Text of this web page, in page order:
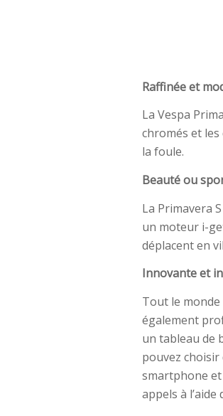
Raffinée et
La Vespa
chromés et
la foule.
Beauté ou
La Primavera
un moteur i-
déplacent en
Innovante et
Tout le monde
également
un tableau de
pouvez choisir
smartphone et
appels à l’aide